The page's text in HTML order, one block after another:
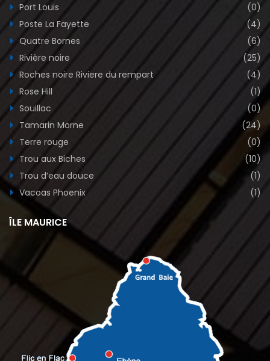
Port Louis
(0)
Poste La Fayette
(4)
Quatre Bornes
(6)
Rivière noire
(25)
Roches noire Riviere du rempart
(4)
Rose Hill
(1)
Souillac
(0)
Tamarin Morne
(24)
Terre rouge
(0)
Trou aux Biches
(10)
Trou d’eau douce
(1)
Vacoas Phoenix
(1)
ÎLE MAURICE